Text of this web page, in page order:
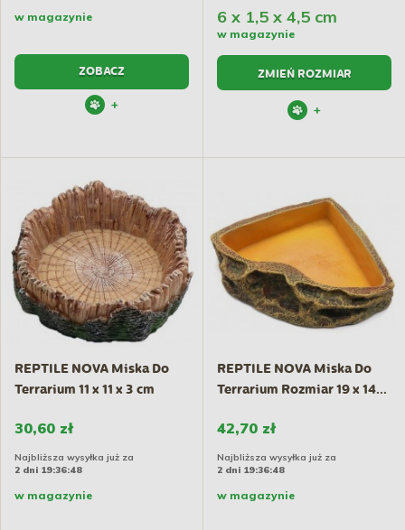
w magazynie
ZOBACZ
+
6 x 1,5 x 4,5 cm
w magazynie
ZMIEŃ ROZMIAR
+
REPTILE NOVA Miska Do
Terrarium 11 x 11 x 3 cm
30,60 zł
Najbliższa wysyłka już za
2 dni 19:36:47
w magazynie
REPTILE NOVA Miska Do
Terrarium Rozmiar 19 x 14...
42,70 zł
Najbliższa wysyłka już za
2 dni 19:36:47
w magazynie